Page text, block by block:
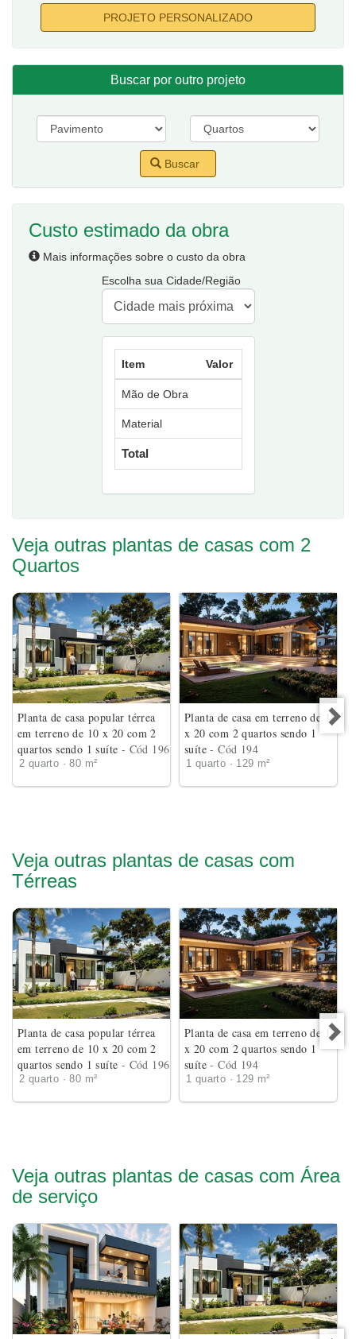
PROJETO PERSONALIZADO
Buscar por outro projeto
Buscar
Custo estimado da obra
Mais informações sobre o custo da obra
Escolha sua Cidade/Região
Item Valor
Mão de Obra
Material
Total
Veja outras plantas de casas com 2
Quartos
Planta de casa popular térrea
em terreno de 10 x 20 com 2
quartos sendo 1 suíte - Cód 196
2 quarto · 80 m²
Planta de casa em terreno de 18
x 20 com 2 quartos sendo 1
suíte- Cód 194
1 quarto · 129 m²
Veja outras plantas de casas com
Térreas
Planta de casa popular térrea
em terreno de 10 x 20 com 2
quartos sendo 1 suíte - Cód 196
2 quarto · 80 m²
Planta de casa em terreno de 18
x 20 com 2 quartos sendo 1
suíte- Cód 194
1 quarto · 129 m²
Veja outras plantas de casas com Área
de serviço